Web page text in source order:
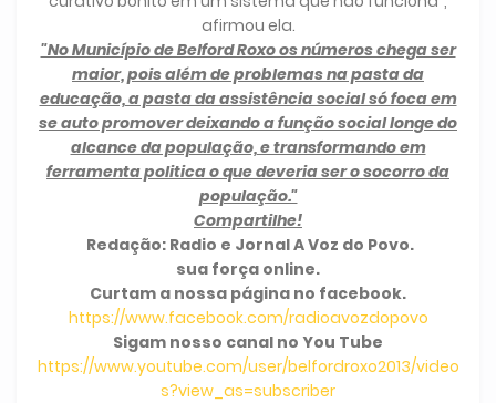
afirmou ela.
"No Município de Belford Roxo os números chega ser
maior, pois além de problemas na pasta da
educação, a pasta da assistência social só foca em
se auto promover deixando a função social longe do
alcance da população, e transformando em
ferramenta politica o que deveria ser o socorro da
população."
Compartilhe!
Redação: Radio e Jornal A Voz do Povo.
sua força online.
Curtam a nossa página no facebook.
https://www.facebook.com/radioavozdopovo
Sigam nosso canal no You Tube
https://www.youtube.com/user/belfordroxo2013/video
s?view_as=subscriber